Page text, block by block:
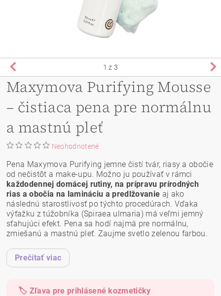
1 z 3
Maxymova Purifying Mousse
– čistiaca pena pre normálnu
a mastnú pleť
Neohodnotené
Pena Maxymova Purifying jemne čistí tvár, riasy a obočie
od nečistôt a make-upu. Možno ju používať v rámci
každodennej domácej rutiny, na prípravu prírodných
rias a obočia na lamináciu a predlžovanie aj ako
následnú starostlivosť po týchto procedúrach. Vďaka
výťažku z túžobníka (Spiraea ulmaria) má veľmi jemný
sťahujúci efekt. Pena sa hodí najmä pre normálnu,
zmiešanú a mastnú pleť. Zaujme svetlo zelenou farbou.
Prečítať viac
🏷️ Zľava pre prihlásené kozmetičky